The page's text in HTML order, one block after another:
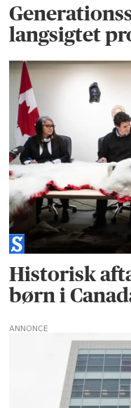
langsigtet
Historisk
børn i
ANNONCE